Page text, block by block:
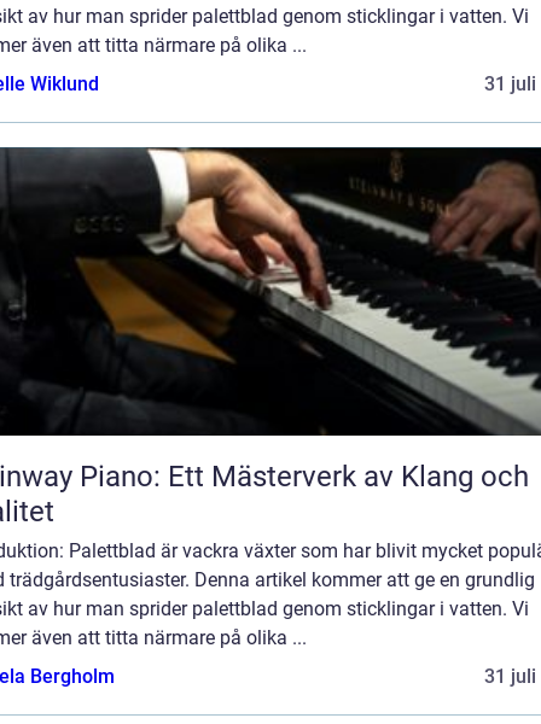
av hur man sprider palettblad genom sticklingar i vatten. Vi
även att titta närmare på olika ...
Wiklund
31 juli
Piano: Ett Mästerverk av Klang och
Palettblad är vackra växter som har blivit mycket
trädgårdsentusiaster. Denna artikel kommer att ge en grundlig
av hur man sprider palettblad genom sticklingar i vatten. Vi
även att titta närmare på olika ...
Bergholm
31 juli